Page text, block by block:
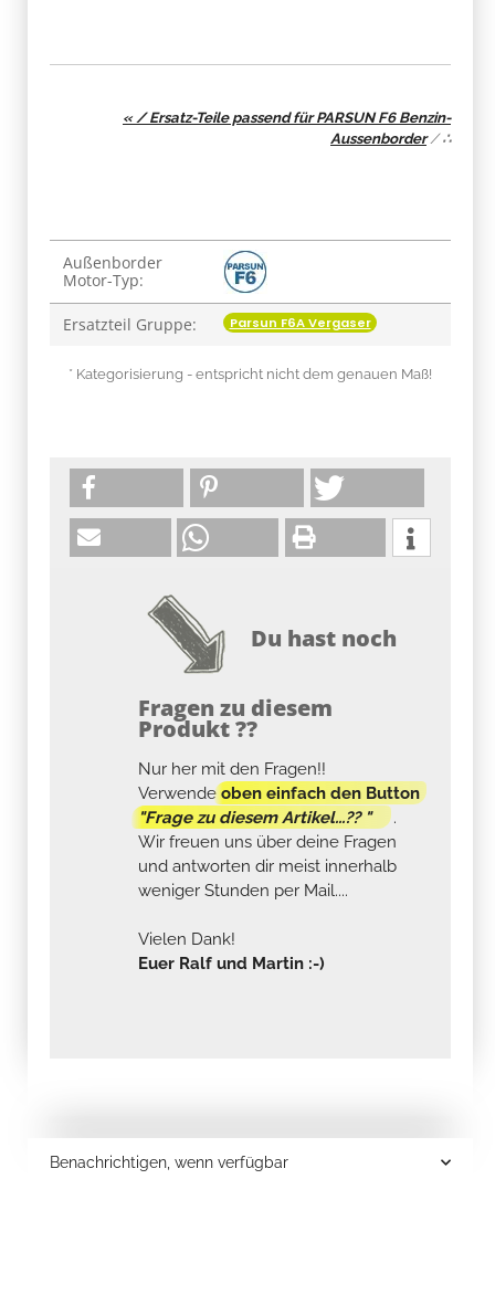
« / Ersatz-Teile passend für PARSUN F6 Benzin-
Aussenborder/∴
Produkteigenschaft
Wert
Außenborder
Motor-Typ:
Ersatzteil Gruppe: Parsun F6A Vergaser
* Kategorisierung - entspricht nicht dem genauen Maß!
Du hast noch
Fragen zu diesem
Produkt ??
Nur her mit den Fragen!!
Verwendeoben einfach den Button
"Frage zu diesem Artikel...?? "
.
Wir freuen uns über deine Fragen
und antworten dir meist innerhalb
weniger Stunden per Mail....
Vielen Dank!
Euer Ralf und Martin :-)
Benachrichtigen, wenn verfügbar